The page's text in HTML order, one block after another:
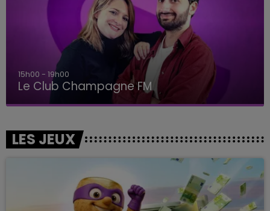
15h00 - 19h00
Le Club Champagne FM
LES JEUX